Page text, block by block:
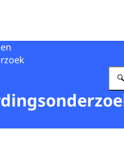
Rekenkamer